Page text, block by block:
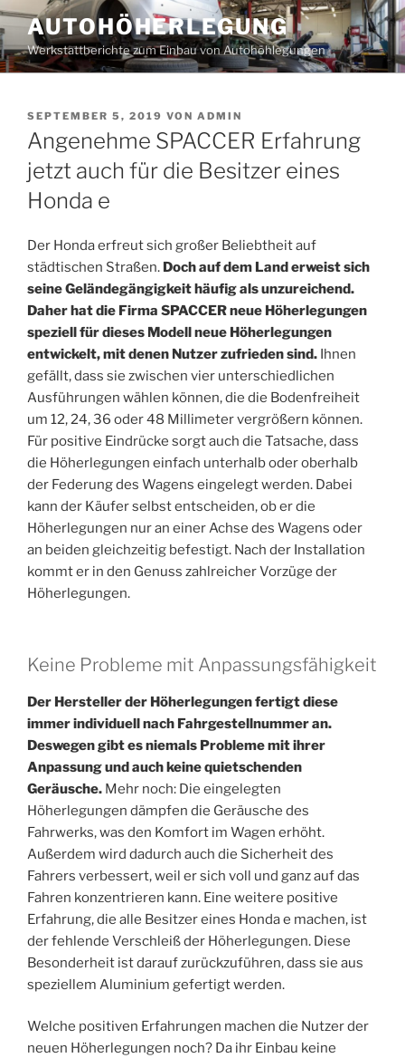
Zum
Inhalt
springen
AUTOHÖHERLEGUNG
Werkstattberichte zum Einbau von Autohöhlegungen
VERÖFFENTLICHT
AM
SEPTEMBER 5, 2019 VON ADMIN
Angenehme SPACCER Erfahrung
jetzt auch für die Besitzer eines
Honda e
Der Honda erfreut sich großer Beliebtheit auf
städtischen Straßen. Doch auf dem Land erweist sich
seine Geländegängigkeit häufig als unzureichend.
Daher hat die Firma SPACCER neue Höherlegungen
speziell für dieses Modell neue Höherlegungen
entwickelt, mit denen Nutzer zufrieden sind. Ihnen
gefällt, dass sie zwischen vier unterschiedlichen
Ausführungen wählen können, die die Bodenfreiheit
um 12, 24, 36 oder 48 Millimeter vergrößern können.
Für positive Eindrücke sorgt auch die Tatsache, dass
die Höherlegungen einfach unterhalb oder oberhalb
der Federung des Wagens eingelegt werden. Dabei
kann der Käufer selbst entscheiden, ob er die
Höherlegungen nur an einer Achse des Wagens oder
an beiden gleichzeitig befestigt. Nach der Installation
kommt er in den Genuss zahlreicher Vorzüge der
Höherlegungen.
Keine Probleme mit Anpassungsfähigkeit
Der Hersteller der Höherlegungen fertigt diese
immer individuell nach Fahrgestellnummer an.
Deswegen gibt es niemals Probleme mit ihrer
Anpassung und auch keine quietschenden
Geräusche. Mehr noch: Die eingelegten
Höherlegungen dämpfen die Geräusche des
Fahrwerks, was den Komfort im Wagen erhöht.
Außerdem wird dadurch auch die Sicherheit des
Fahrers verbessert, weil er sich voll und ganz auf das
Fahren konzentrieren kann. Eine weitere positive
Erfahrung, die alle Besitzer eines Honda e machen, ist
der fehlende Verschleiß der Höherlegungen. Diese
Besonderheit ist darauf zurückzuführen, dass sie aus
speziellem Aluminium gefertigt werden.
Welche positiven Erfahrungen machen die Nutzer der
neuen Höherlegungen noch? Da ihr Einbau keine